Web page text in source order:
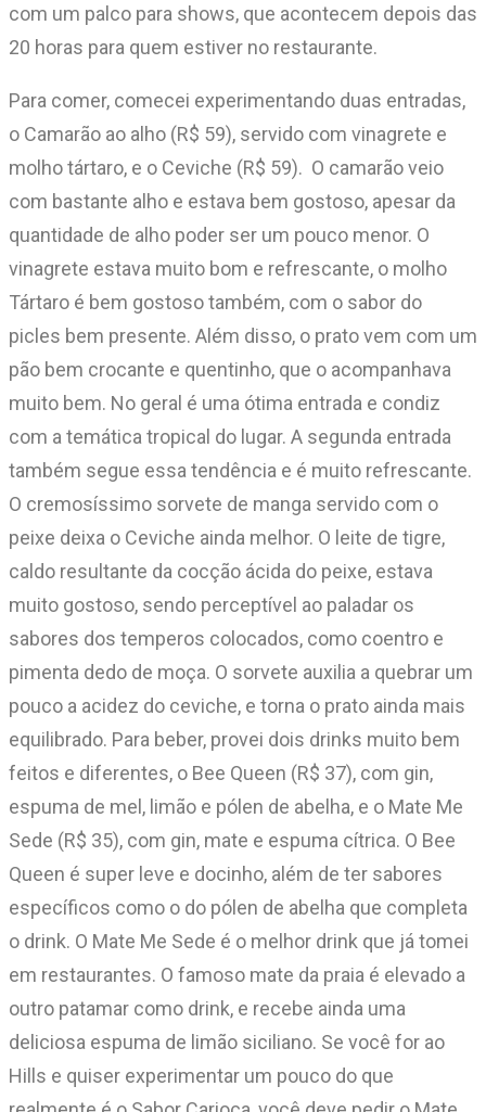
com um palco para shows, que acontecem depois das
20 horas para quem estiver no restaurante.
Para comer, comecei experimentando duas entradas,
o Camarão ao alho (R$ 59), servido com vinagrete e
molho tártaro, e o Ceviche (R$ 59). O camarão veio
com bastante alho e estava bem gostoso, apesar da
quantidade de alho poder ser um pouco menor. O
vinagrete estava muito bom e refrescante, o molho
Tártaro é bem gostoso também, com o sabor do
picles bem presente. Além disso, o prato vem com um
pão bem crocante e quentinho, que o acompanhava
muito bem. No geral é uma ótima entrada e condiz
com a temática tropical do lugar. A segunda entrada
também segue essa tendência e é muito refrescante.
O cremosíssimo sorvete de manga servido com o
peixe deixa o Ceviche ainda melhor. O leite de tigre,
caldo resultante da cocção ácida do peixe, estava
muito gostoso, sendo perceptível ao paladar os
sabores dos temperos colocados, como coentro e
pimenta dedo de moça. O sorvete auxilia a quebrar um
pouco a acidez do ceviche, e torna o prato ainda mais
equilibrado. Para beber, provei dois drinks muito bem
feitos e diferentes, o Bee Queen (R$ 37), com gin,
espuma de mel, limão e pólen de abelha, e o Mate Me
Sede (R$ 35), com gin, mate e espuma cítrica. O Bee
Queen é super leve e docinho, além de ter sabores
específicos como o do pólen de abelha que completa
o drink. O Mate Me Sede é o melhor drink que já tomei
em restaurantes. O famoso mate da praia é elevado a
outro patamar como drink, e recebe ainda uma
deliciosa espuma de limão siciliano. Se você for ao
Hills e quiser experimentar um pouco do que